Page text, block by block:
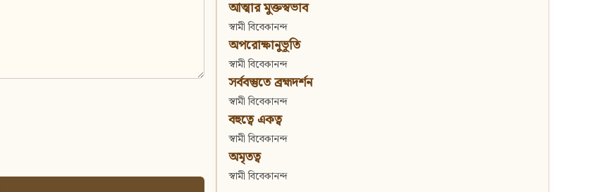
আত্মার মুক্তস্বভাব
স্বামী বিবেকানন্দ
অপরোক্ষানুভূতি
স্বামী বিবেকানন্দ
সর্ববস্তুতে ব্রহ্মদর্শন
স্বামী বিবেকানন্দ
বহুত্বে একত্ব
স্বামী বিবেকানন্দ
অমৃতত্ব
স্বামী বিবেকানন্দ